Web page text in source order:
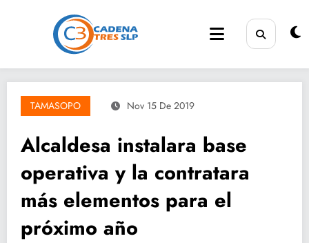
TAMASOPO Nov 15 De 2019
Alcaldesa instalara base
operativa y la contratara
más elementos para el
próximo año